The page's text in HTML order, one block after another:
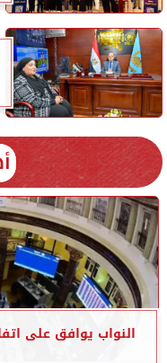
النواب يوافق على